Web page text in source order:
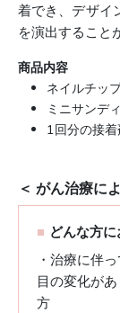
着でき、デザイ
を演出すること
商品内容
ネイルチッ
ミニサンデ
1回分の接着
＜ がん治療に
■ どんな方
・治療に伴
目の変化が
方